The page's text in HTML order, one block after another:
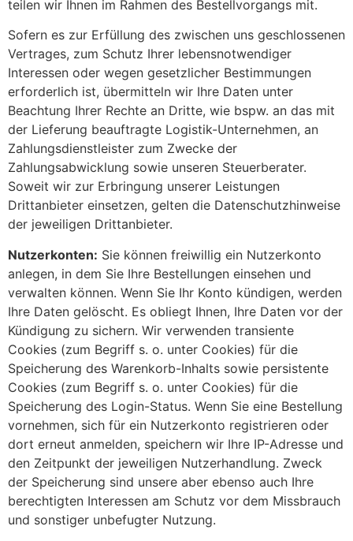
teilen wir Ihnen im Rahmen des Bestellvorgangs mit.
Sofern es zur Erfüllung des zwischen uns geschlossenen
Vertrages, zum Schutz Ihrer lebensnotwendiger
Interessen oder wegen gesetzlicher Bestimmungen
erforderlich ist, übermitteln wir Ihre Daten unter
Beachtung Ihrer Rechte an Dritte, wie bspw. an das mit
der Lieferung beauftragte Logistik-Unternehmen, an
Zahlungsdienstleister zum Zwecke der
Zahlungsabwicklung sowie unseren Steuerberater.
Soweit wir zur Erbringung unserer Leistungen
Drittanbieter einsetzen, gelten die Datenschutzhinweise
der jeweiligen Drittanbieter.
Nutzerkonten: Sie können freiwillig ein Nutzerkonto
anlegen, in dem Sie Ihre Bestellungen einsehen und
verwalten können. Wenn Sie Ihr Konto kündigen, werden
Ihre Daten gelöscht. Es obliegt Ihnen, Ihre Daten vor der
Kündigung zu sichern. Wir verwenden transiente
Cookies (zum Begriff s. o. unter Cookies) für die
Speicherung des Warenkorb-Inhalts sowie persistente
Cookies (zum Begriff s. o. unter Cookies) für die
Speicherung des Login-Status. Wenn Sie eine Bestellung
vornehmen, sich für ein Nutzerkonto registrieren oder
dort erneut anmelden, speichern wir Ihre IP-Adresse und
den Zeitpunkt der jeweiligen Nutzerhandlung. Zweck
der Speicherung sind unsere aber ebenso auch Ihre
berechtigten Interessen am Schutz vor dem Missbrauch
und sonstiger unbefugter Nutzung.